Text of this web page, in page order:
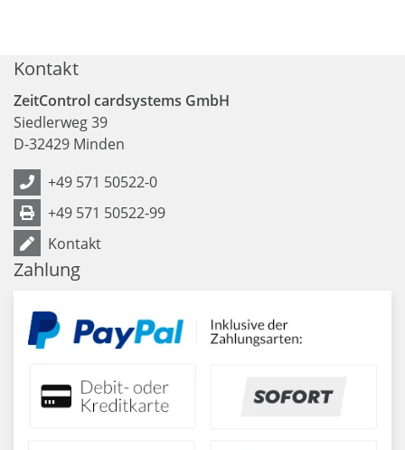
Kontakt
ZeitControl cardsystems GmbH
Siedlerweg 39
D-32429 Minden
+49 571 50522-0
+49 571 50522-99
Kontakt
Zahlung